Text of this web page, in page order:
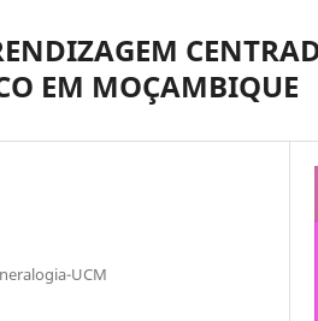
EM MOÇAMBIQUE
UCM